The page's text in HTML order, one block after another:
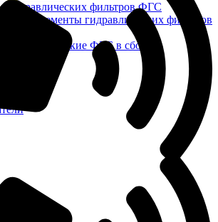
гидравлических фильтров ФГС
элементы гидравлических фильтров
гидравлические ФГС в сборе